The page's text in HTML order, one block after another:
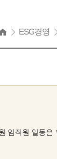
ESG경영
임직원 일동